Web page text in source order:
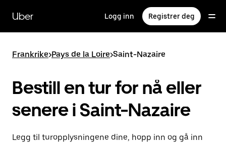
hovedinnholdet
Uber Logg inn Registrer deg
Frankrike>Pays de la Loire>Saint-Nazaire
Bestill en tur for nå eller
senere i Saint-Nazaire
Legg til turopplysningene dine, hopp inn og gå inn